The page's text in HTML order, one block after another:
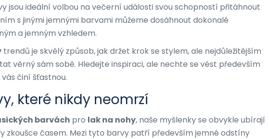
jsou ideální volbou na večerní události svou schopností přitáhnout
s jinými jemnými barvami můžeme dosáhnout dokonalé
a jemným vzhledem.
trendů je skvělý způsob, jak držet krok se stylem, ale nejdůležitějším
věrný sám sobě. Hledejte inspiraci, ale nechte se vést především
činí šťastnou.
které nikdy neomrzí
barvách pro lak na nohy, naše myšlenky se obvykle ubírají
zkoušce časem. Mezi tyto barvy patří především jemné odstíny